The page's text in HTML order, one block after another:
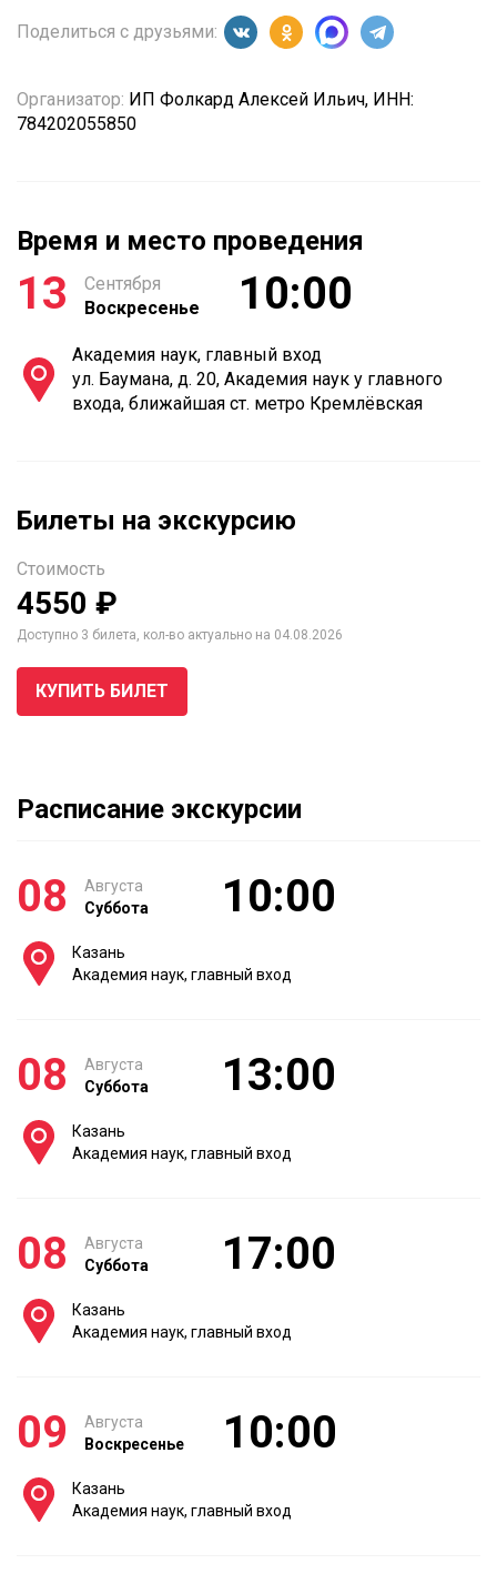
Поделиться с друзьями:
Организатор: ИП Фолкард Алексей Ильич, ИНН:
784202055850
Время и место проведения
13
Сентября
Воскресенье
10:00
Академия наук, главный вход
ул. Баумана, д. 20, Академия наук у главного
входа, ближайшая ст. метро Кремлёвская
Билеты на экскурсию
Стоимость
4550 ₽
Доступно 3 билета, кол-во актуально на 04.08.2026
КУПИТЬ БИЛЕТ
Расписание экскурсии
08
Августа
Суббота
10:00
Казань
Академия наук, главный вход
08
Августа
Суббота
13:00
Казань
Академия наук, главный вход
08
Августа
Суббота
17:00
Казань
Академия наук, главный вход
09
Августа
Воскресенье
10:00
Казань
Академия наук, главный вход